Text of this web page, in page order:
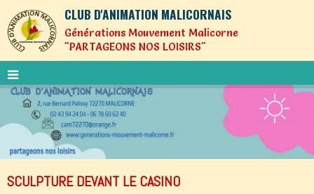
CLUB D'ANIMATION MALICORNAIS
Générations Mouvement Malicorne
"PARTAGEONS NOS LOISIRS"
SCULPTURE DEVANT LE CASINO